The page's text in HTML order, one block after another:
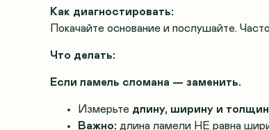
Как диагностировать:
Покачайте основание и послушайте.
Что делать:
Если ламель сломана — заменить.
Измерьте длину, ширину и
Важно: длина ламели НЕ равна